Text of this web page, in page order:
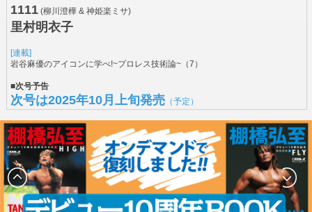
1111(柳川澄樺 & 神姫楽ミサ)
里村明衣子
[連載]
岩谷麻優のアイコンに学べ!~プロレス技術論~（7）
■次号予告
次号は2025年10月上旬発売（予定）